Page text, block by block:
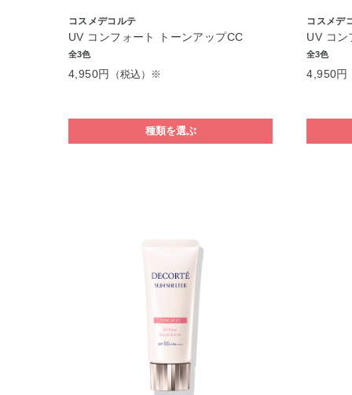
コスメデコルテ
UV コンフォート トーンアップCC
全3色
4,950円 （税込）※
種類を選ぶ
コスメデ
UV コン
全3色
4,950円